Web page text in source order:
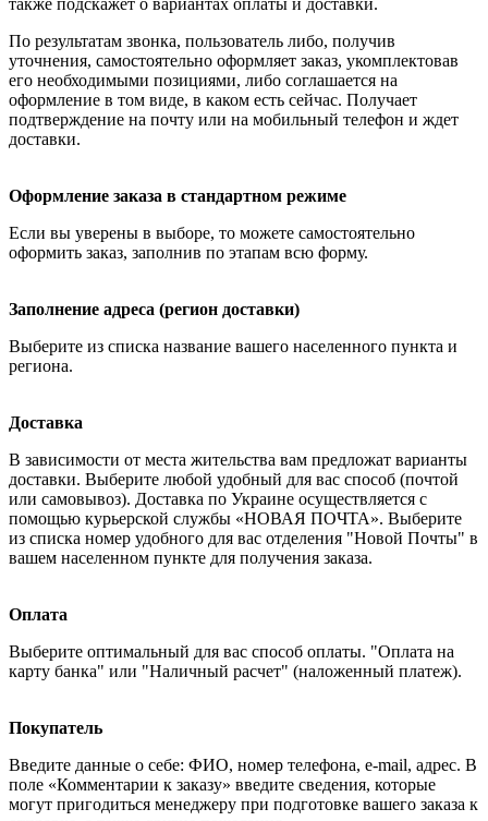
также подскажет о вариантах оплаты и доставки.
По результатам звонка, пользователь либо, получив
уточнения, самостоятельно оформляет заказ, укомплектовав
его необходимыми позициями, либо соглашается на
оформление в том виде, в каком есть сейчас. Получает
подтверждение на почту или на мобильный телефон и ждет
доставки.
Оформление заказа в стандартном режиме
Если вы уверены в выборе, то можете самостоятельно
оформить заказ, заполнив по этапам всю форму.
Заполнение адреса (регион доставки)
Выберите из списка название вашего населенного пункта и
региона.
Доставка
В зависимости от места жительства вам предложат варианты
доставки. Выберите любой удобный для вас способ (почтой
или самовывоз). Доставка по Украине осуществляется с
помощью курьерской службы «НОВАЯ ПОЧТА». Выберите
из списка номер удобного для вас отделения "Новой Почты" в
вашем населенном пункте для получения заказа.
Оплата
Выберите оптимальный для вас способ оплаты. "Оплата на
карту банка" или "Наличный расчет" (наложенный платеж).
Покупатель
Введите данные о себе: ФИО, номер телефона, e-mail, адрес. В
поле «Комментарии к заказу» введите сведения, которые
могут пригодиться менеджеру при подготовке вашего заказа к